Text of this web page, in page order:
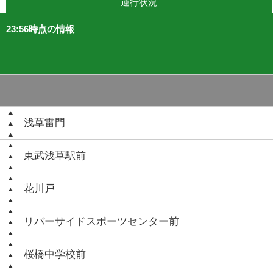
運行状況
23:56時点の情報
浅草雷門
東武浅草駅前
花川戸
リバーサイドスポーツセンター前
桜橋中学校前